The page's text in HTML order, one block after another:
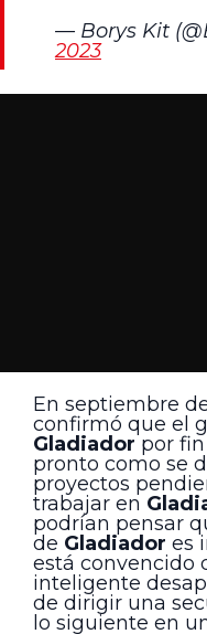
— Borys Kit
2023
En septiembre
confirmó que el
Gladiador por
pronto como se
proyectos
trabajar en
podrían pensar
de Gladiador es
está convencido
inteligente
de dirigir una
lo siguiente en